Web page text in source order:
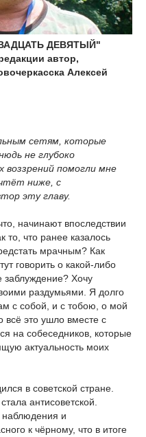
ДЕВЯТЫЙ"
автор,
Алексей
сетям, которые
не глубоко
воззрений помогли мне
ниже, с
эту главу.
начинают впоследствии
то, что ранее казалось
мрачным? Как
говорить о какой-либо
заблуждение? Хочу
раздумьями. Я долго
с собой, и с тобою, о мой
всё это ушло вместе с
на собеседников, которые
актуальность моих
в советской стране.
антисоветской.
наблюдения и
к чёрному, что в итоге